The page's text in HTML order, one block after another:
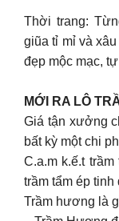
Thời trang:
giũa tỉ mỉ và
đẹp mộc mạc,
MỚI RA LÔ
Giá tận xưởng
bất kỳ một chi
C.a.m k.ế.t
trầm tẩm ép tinh
Trầm hương là